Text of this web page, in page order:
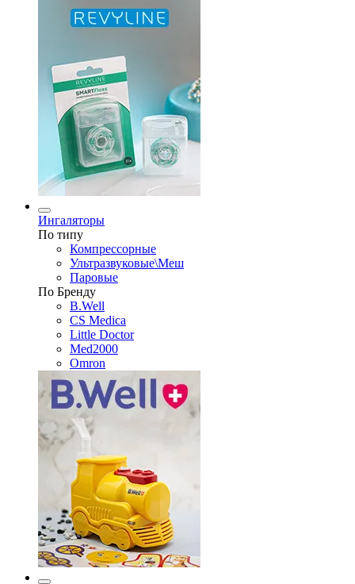
Ингаляторы
По типу
Компрессорные
Ультразвуковые\Меш
Паровые
По Бренду
B.Well
CS Medica
Little Doctor
Med2000
Omron